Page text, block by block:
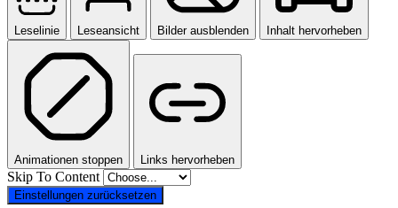
Leselinie Leseansicht Bilder ausblenden Inhalt hervorheben
Animationen stoppen Links hervorheben
Skip To Content
Einstellungen zurücksetzen